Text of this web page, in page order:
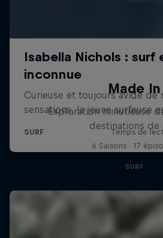
Made In
Exploration minutieuse
destinations de
6 Saisons · 17
SURF